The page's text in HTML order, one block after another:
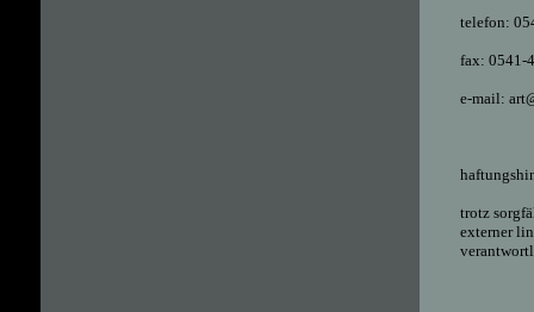
telefon:
fax: 0541-
e-mail:
trotz
externer